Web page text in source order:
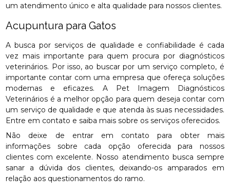
um atendimento único e alta qualidade para nossos clientes.
Acupuntura para Gatos
A busca por serviços de qualidade e confiabilidade é cada
vez mais importante para quem procura por diagnósticos
veterinários. Por isso, ao buscar por um serviço completo, é
importante contar com uma empresa que ofereça soluções
modernas e eficazes. A Pet Imagem Diagnósticos
Veterinários é a melhor opção para quem deseja contar com
um serviço de qualidade e que atenda às suas necessidades.
Entre em contato e saiba mais sobre os serviços oferecidos.
Não deixe de entrar em contato para obter mais
informações sobre cada opção oferecida para nossos
clientes com excelente. Nosso atendimento busca sempre
sanar a dúvida dos clientes, deixando-os amparados em
relação aos questionamentos do ramo.